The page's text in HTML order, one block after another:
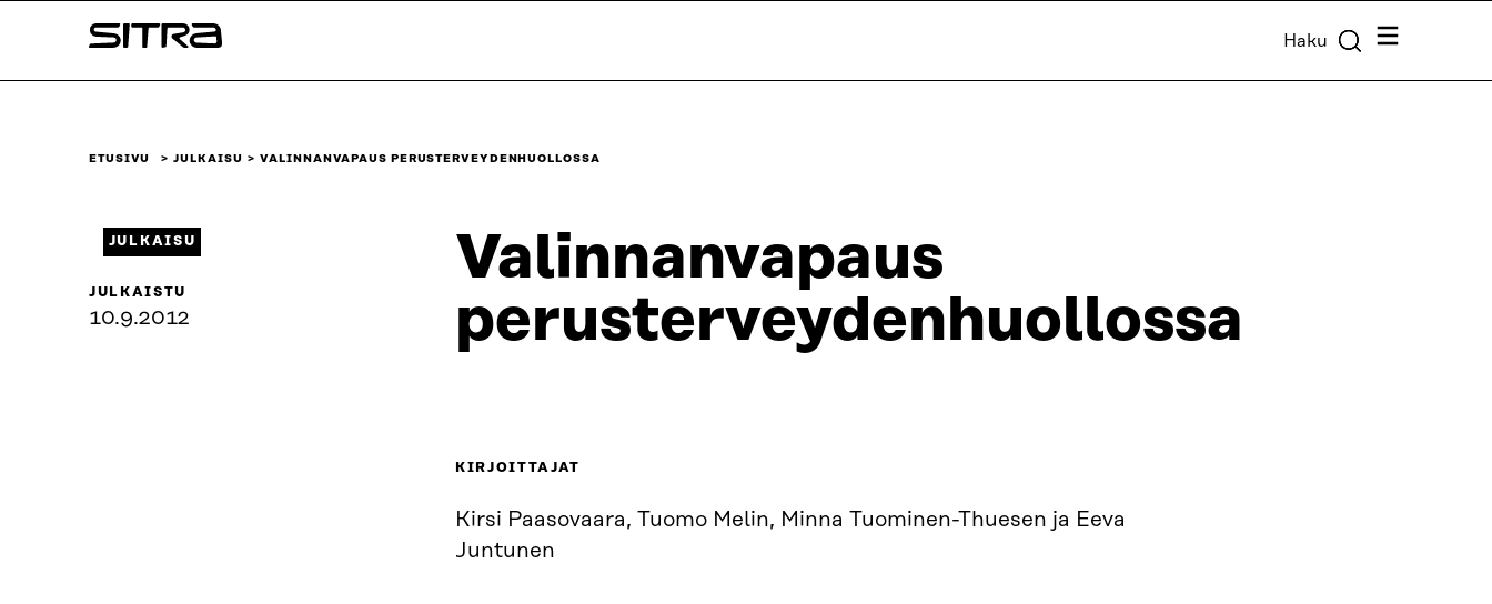
sisältöön
Sitra Haku Valikko
ETUSIVU JULKAISU VALINNANVAPAUS PERUSTERVEYDENHUOLLOSSA
Valinnanvapaus
perusterveydenhuollossa
JULKAISU
JULKAISTU
10.9.2012
KIRJOITTAJAT
Kirsi Paasovaara, Tuomo Melin, Minna Tuominen-Thuesen ja Eeva
Juntunen